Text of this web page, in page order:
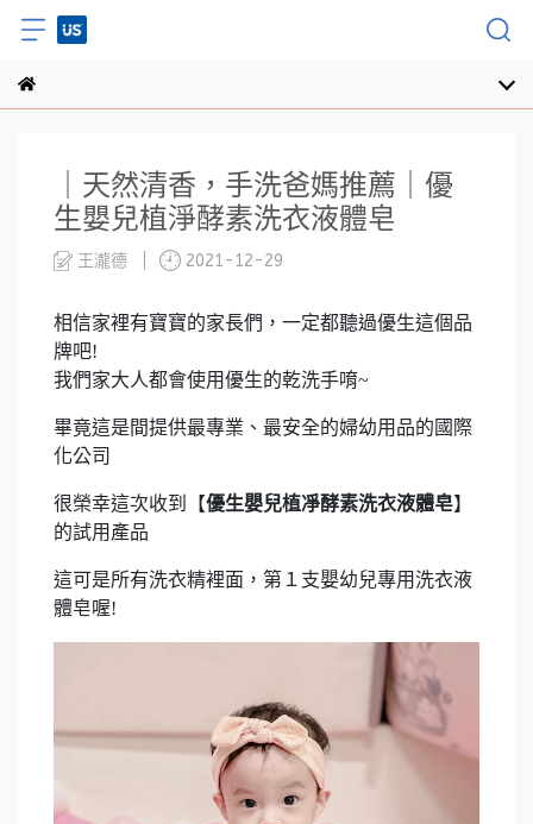
｜天然清香，手洗爸媽推薦｜優
生嬰兒植淨酵素洗衣液體皂
王瀧德 2021-12-29
相信家裡有寶寶的家長們，一定都聽過優生這個品
牌吧!
我們家大人都會使用優生的乾洗手唷~
畢竟這是間提供最專業、最安全的婦幼用品的國際
化公司
很榮幸這次收到【優生嬰兒植凈酵素洗衣液體皂】
的試用產品
這可是所有洗衣精裡面，第１支嬰幼兒專用洗衣液
體皂喔!